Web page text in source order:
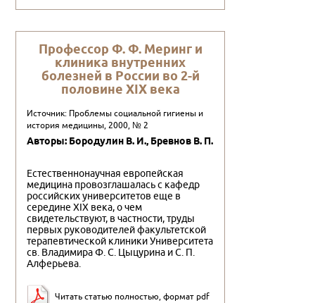
Пpофессоp Ф. Ф. Меpинг и
клиника внутpенних
болезней в Pоссии во 2-й
половине XIX века
Источник: Проблемы социальной гигиены и
история медицины, 2000, № 2
Авторы: Боpодулин В. И., Бpевнов В. П.
Естественнонаучная европейская
медицина провозглашалась с кафедр
российских университетов еще в
середине XIX века, о чем
свидетельствуют, в частности, труды
первых руководителей факультетской
терапевтической клиники Университета
св. Владимира Ф. С. Цыцурина и С. П.
Алферьева.
Читать статью полностью, формат pdf